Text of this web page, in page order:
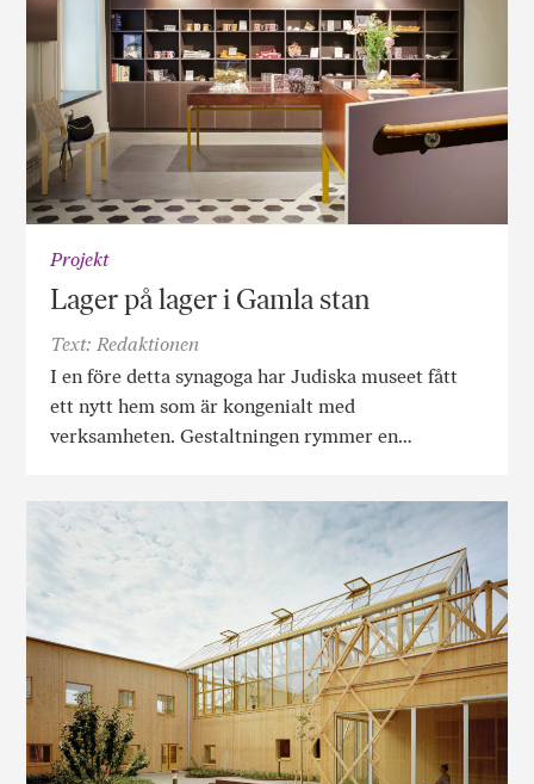
Projekt
Lager på lager i Gamla stan
Text: Redaktionen
I en före detta synagoga har Judiska museet fått
ett nytt hem som är kongenialt med
verksamheten. Gestaltningen rymmer en…